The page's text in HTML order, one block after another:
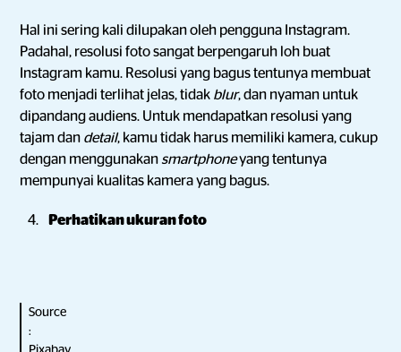
Hal ini sering kali dilupakan oleh pengguna Instagram.
Padahal, resolusi foto sangat berpengaruh loh buat
Instagram kamu. Resolusi yang bagus tentunya membuat
foto menjadi terlihat jelas, tidak blur, dan nyaman untuk
dipandang audiens. Untuk mendapatkan resolusi yang
tajam dan detail, kamu tidak harus memiliki kamera, cukup
dengan menggunakan smartphoneyang tentunya
mempunyai kualitas kamera yang bagus.
Perhatikan ukuran foto
Source
:
Pixabay